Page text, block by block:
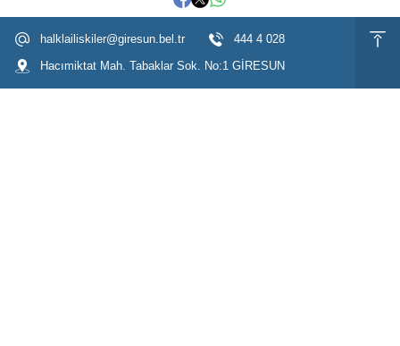
halklailiskiler@giresun.bel.tr
444 4 028
Hacımiktat Mah. Tabaklar Sok. No:1 GİRESUN